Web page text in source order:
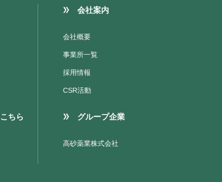
ちら
会社案内
会社概要
事業所一覧
採用情報
CSR活動
グループ企業
高砂薬業株式会社